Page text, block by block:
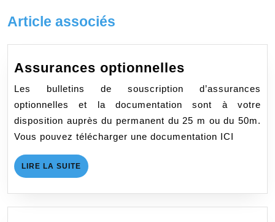
Article associés
Assurances optionnelles
optionnelles
Les bulletins de souscription d’assurances
optionnelles et la documentation sont à votre
disposition auprès du permanent du 25 m ou du 50m.
Vous pouvez télécharger une documentation ICI
LIRE LA SUITE LIRE
LA